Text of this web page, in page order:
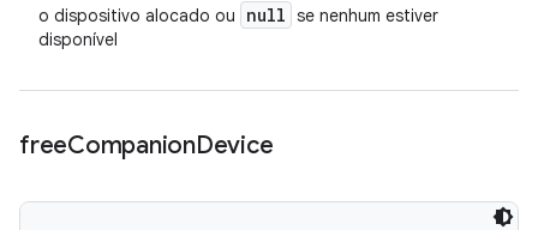
o dispositivo alocado ou null se nenhum estiver
disponível
freeCompanionDevice